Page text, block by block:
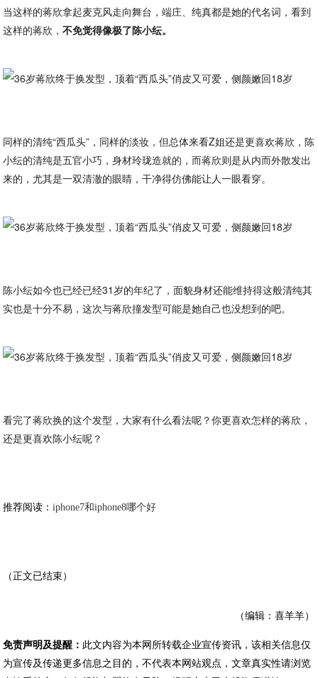
当这样的蒋欣拿起麦克风走向舞台，端庄、纯真都是她的代名词，看到
这样的蒋欣，不免觉得像极了陈小纭。
同样的清纯“西瓜头”，同样的淡妆，但总体来看Z姐还是更喜欢蒋欣，陈
小纭的清纯是五官小巧，身材玲珑造就的，而蒋欣则是从内而外散发出
来的，尤其是一双清澈的眼睛，干净得仿佛能让人一眼看穿。
陈小纭如今也已经已经31岁的年纪了，面貌身材还能维持得这般清纯其
实也是十分不易，这次与蒋欣撞发型可能是她自己也没想到的吧。
看完了蒋欣换的这个发型，大家有什么看法呢？你更喜欢怎样的蒋欣，
还是更喜欢陈小纭呢？
推荐阅读：iphone7和iphone8哪个好
（正文已结束）
（编辑：喜羊羊）
免责声明及提醒： 此文内容为本网所转载企业宣传资讯，该相关信息仅
为宣传及传递更多信息之目的，不代表本网站观点，文章真实性请浏览